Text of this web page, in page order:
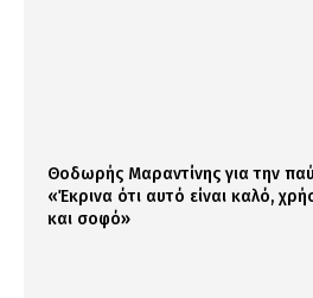
Θοδωρής Μαραντίνης για την
«Έκρινα ότι αυτό είναι καλό,
και σοφό»